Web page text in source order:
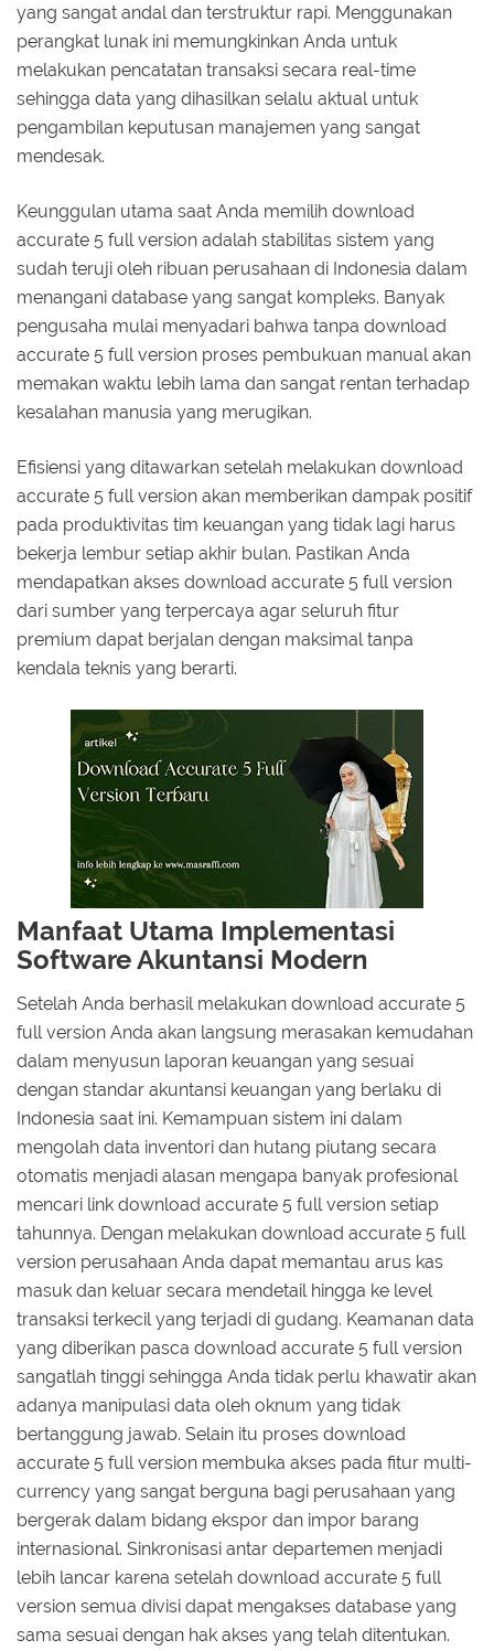
yang sangat andal dan terstruktur rapi. Menggunakan
perangkat lunak ini memungkinkan Anda untuk
melakukan pencatatan transaksi secara real-time
sehingga data yang dihasilkan selalu aktual untuk
pengambilan keputusan manajemen yang sangat
mendesak.
Keunggulan utama saat Anda memilih download
accurate 5 full version adalah stabilitas sistem yang
sudah teruji oleh ribuan perusahaan di Indonesia dalam
menangani database yang sangat kompleks. Banyak
pengusaha mulai menyadari bahwa tanpa download
accurate 5 full version proses pembukuan manual akan
memakan waktu lebih lama dan sangat rentan terhadap
kesalahan manusia yang merugikan.
Efisiensi yang ditawarkan setelah melakukan download
accurate 5 full version akan memberikan dampak positif
pada produktivitas tim keuangan yang tidak lagi harus
bekerja lembur setiap akhir bulan. Pastikan Anda
mendapatkan akses download accurate 5 full version
dari sumber yang terpercaya agar seluruh fitur
premium dapat berjalan dengan maksimal tanpa
kendala teknis yang berarti.
Manfaat Utama Implementasi
Software Akuntansi Modern
Setelah Anda berhasil melakukan download accurate 5
full version Anda akan langsung merasakan kemudahan
dalam menyusun laporan keuangan yang sesuai
dengan standar akuntansi keuangan yang berlaku di
Indonesia saat ini. Kemampuan sistem ini dalam
mengolah data inventori dan hutang piutang secara
otomatis menjadi alasan mengapa banyak profesional
mencari link download accurate 5 full version setiap
tahunnya. Dengan melakukan download accurate 5 full
version perusahaan Anda dapat memantau arus kas
masuk dan keluar secara mendetail hingga ke level
transaksi terkecil yang terjadi di gudang. Keamanan data
yang diberikan pasca download accurate 5 full version
sangatlah tinggi sehingga Anda tidak perlu khawatir akan
adanya manipulasi data oleh oknum yang tidak
bertanggung jawab. Selain itu proses download
accurate 5 full version membuka akses pada fitur multi-
currency yang sangat berguna bagi perusahaan yang
bergerak dalam bidang ekspor dan impor barang
internasional. Sinkronisasi antar departemen menjadi
lebih lancar karena setelah download accurate 5 full
version semua divisi dapat mengakses database yang
sama sesuai dengan hak akses yang telah ditentukan.